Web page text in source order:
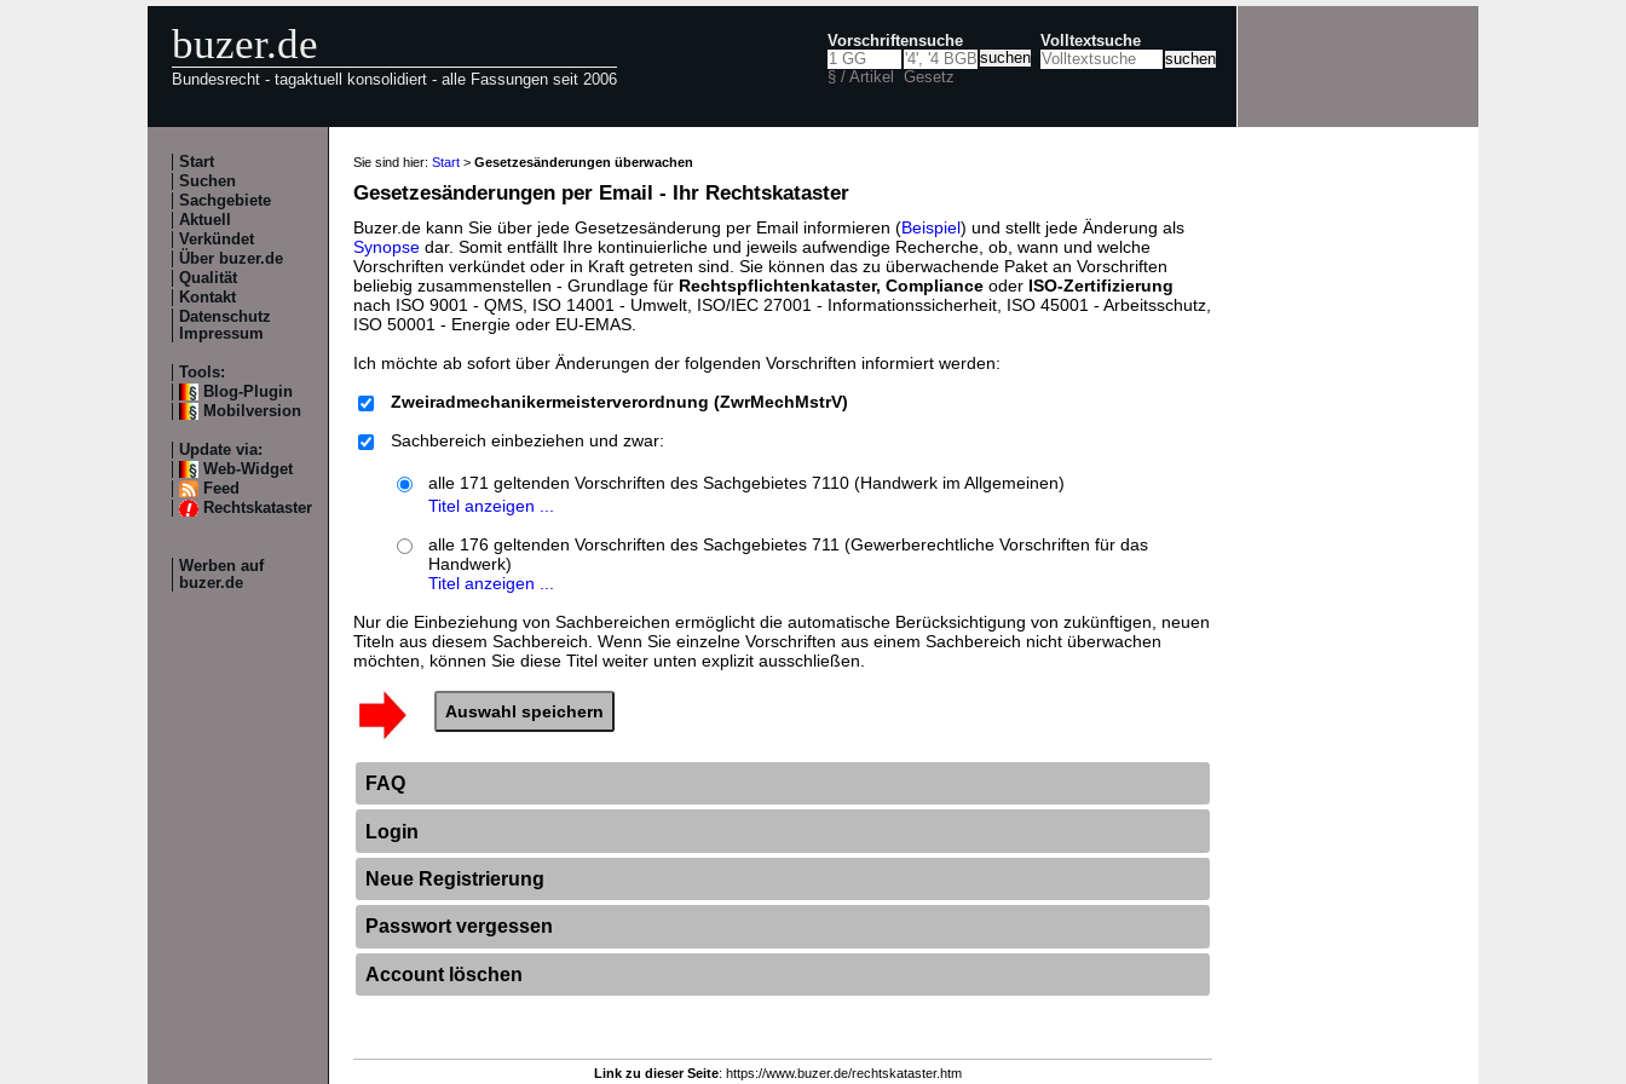
buzer.de
Bundesrecht - tagaktuell konsolidiert - alle Fassungen seit 2006
Vorschriftensuche
§ / Artikel Gesetz
Volltextsuche
Start
Suchen
Sachgebiete
Aktuell
Verkündet
Über buzer.de
Qualität
Kontakt
Datenschutz
Impressum
Tools:
Blog-Plugin
Mobilversion
Update via:
Web-Widget
Feed
Rechtskataster
Werben auf
buzer.de
Sie sind hier: Start > Gesetzesänderungen überwachen
Gesetzesänderungen per Email - Ihr Rechtskataster
Buzer.de kann Sie über jede Gesetzesänderung per Email informieren (Beispiel) und stellt jede Änderung als
Synopse dar. Somit entfällt Ihre kontinuierliche und jeweils aufwendige Recherche, ob, wann und welche
Vorschriften verkündet oder in Kraft getreten sind. Sie können das zu überwachende Paket an Vorschriften
beliebig zusammenstellen - Grundlage für Rechtspflichtenkataster, Compliance oder ISO-Zertifizierung
nach ISO 9001 - QMS, ISO 14001 - Umwelt, ISO/IEC 27001 - Informationssicherheit, ISO 45001 - Arbeitsschutz,
ISO 50001 - Energie oder EU-EMAS.
Ich möchte ab sofort über Änderungen der folgenden Vorschriften informiert werden:
Zweiradmechanikermeisterverordnung (ZwrMechMstrV)
Sachbereich einbeziehen und zwar:
alle 171 geltenden Vorschriften des Sachgebietes 7110 (Handwerk im Allgemeinen)
Titel anzeigen ...
alle 176 geltenden Vorschriften des Sachgebietes 711 (Gewerberechtliche Vorschriften für das
Handwerk)
Titel anzeigen ...
Nur die Einbeziehung von Sachbereichen ermöglicht die automatische Berücksichtigung von zukünftigen, neuen
Titeln aus diesem Sachbereich. Wenn Sie einzelne Vorschriften aus einem Sachbereich nicht überwachen
möchten, können Sie diese Titel weiter unten explizit ausschließen.
FAQ
Login
Neue Registrierung
Passwort vergessen
Account löschen
Link zu dieser Seite: https://www.buzer.de/rechtskataster.htm